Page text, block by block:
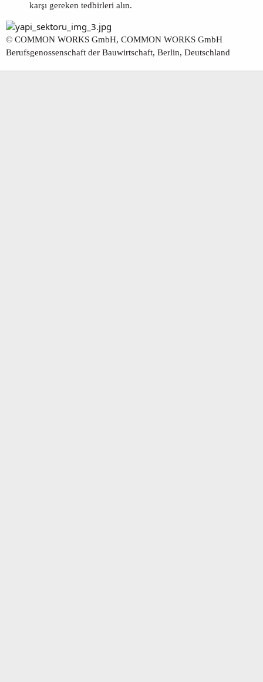
karşı gereken tedbirleri alın.
© COMMON WORKS GmbH, COMMON WORKS GmbH
Berufsgenossenschaft der Bauwirtschaft, Berlin, Deutschland